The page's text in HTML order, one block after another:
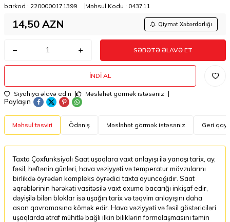
barkod : 2200000171399 Məhsul Kodu : 043711
14,50 AZN Qiymət Xəbərdarlığı
SƏBƏTƏ ƏLAVƏ ET
İNDI AL
Siyahıya əlavə edin Məsləhət görmək istəsəniz
Paylaşın
Məhsul təsviri Ödəniş Məsləhət görmək istəsəniz Geri
Taxta Çoxfunksiyalı Saat uşaqlara vaxt anlayışı ilə yanaşı tarix, ay,
fəsil, həftənin günləri, hava vəziyyəti və temperatur mövzularını
birlikdə öyrədən kompleks öyrədici taxta oyuncağıdır. Saat
əqrəblərinin hərəkəti vasitəsilə vaxt oxuma bacarığı inkişaf edir,
dəyişilə bilən bloklar isə uşağın tarix və təqvim anlayışını daha
asan qavramasına kömək edir. Hava vəziyyəti və fəsil göstəriciləri
uşaqlarda ətraf mühitlə bağlı ilkin biliklərin formalaşmasını təmin